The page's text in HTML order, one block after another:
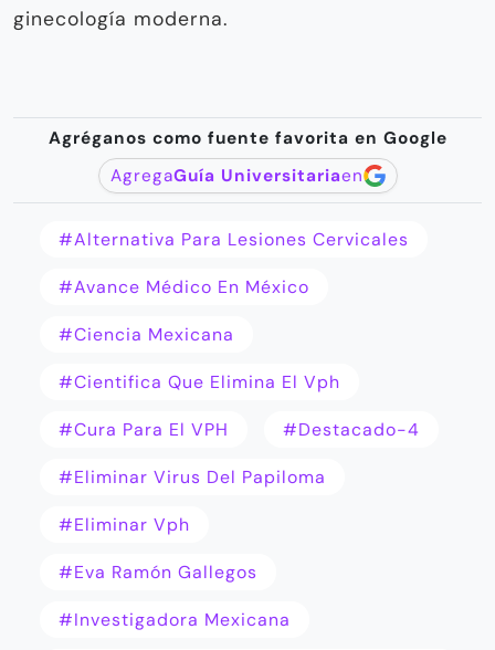
ginecología moderna.
Agréganos como fuente favorita en Google
AgregaGuía Universitariaen
#Alternativa Para Lesiones Cervicales
#Avance Médico En México
#ciencia Mexicana
#cientifica Que Elimina El Vph
#Cura Para El VPH #destacado-4
#Eliminar Virus Del Papiloma
#eliminar Vph
#Eva Ramón Gallegos
#Investigadora Mexicana